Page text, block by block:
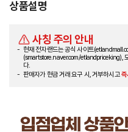
상품설명
사칭 주의 안내
현재 전자랜드는 공식 사이트
(smartstore.naver.com/etlandpriceking),
다.
판매자가 현금 거래 요구 시, 거부하시고즉